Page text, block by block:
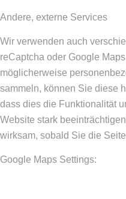
Andere, externe Services
Wir verwenden auch
reCaptcha oder Google
möglicherweise
sammeln, können Sie diese
dass dies die Funktionalität
Website stark
wirksam, sobald Sie die
Google Maps Settings: